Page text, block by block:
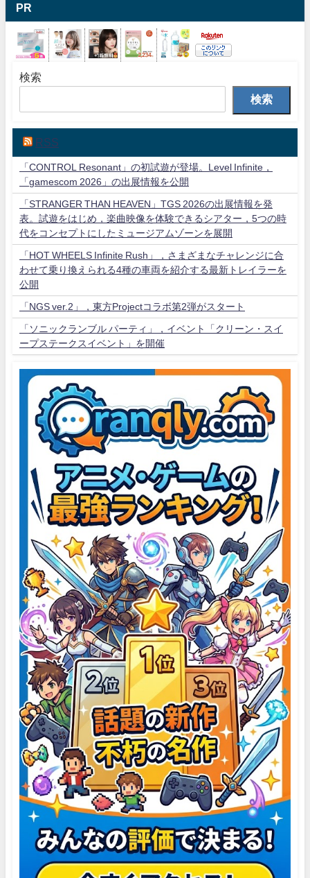
PR
検索
検索
RSS
「CONTROL Resonant」の初試遊が登場。Level Infinite，
「gamescom 2026」の出展情報を公開
「STRANGER THAN HEAVEN」TGS 2026の出展情報を発
表。試遊をはじめ，楽曲映像を体験できるシアター，5つの時
代をコンセプトにしたミュージアムゾーンを展開
「HOT WHEELS Infinite Rush」，さまざまなチャレンジに合
わせて乗り換えられる4種の車両を紹介する最新トレイラーを
公開
「NGS ver.2」，東方Projectコラボ第2弾がスタート
「ソニックランブル パーティ」，イベント「クリーン・スイ
ープステークスイベント」を開催